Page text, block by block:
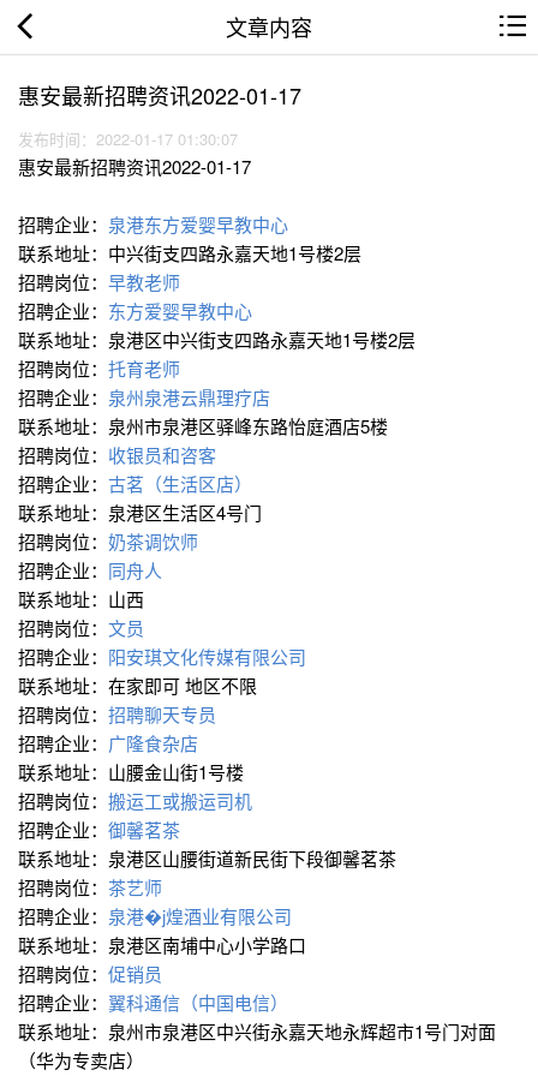
文章内容
惠安最新招聘资讯2022-01-17
发布时间：2022-01-17 01:30:07
惠安最新招聘资讯2022-01-17
招聘企业： 泉港东方爱婴早教中心
联系地址：中兴街支四路永嘉天地1号楼2层
招聘岗位： 早教老师
招聘企业： 东方爱婴早教中心
联系地址：泉港区中兴街支四路永嘉天地1号楼2层
招聘岗位： 托育老师
招聘企业： 泉州泉港云鼎理疗店
联系地址：泉州市泉港区驿峰东路怡庭酒店5楼
招聘岗位： 收银员和咨客
招聘企业： 古茗（生活区店）
联系地址：泉港区生活区4号门
招聘岗位： 奶茶调饮师
招聘企业： 同舟人
联系地址：山西
招聘岗位： 文员
招聘企业： 阳安琪文化传媒有限公司
联系地址：在家即可 地区不限
招聘岗位： 招聘聊天专员
招聘企业： 广隆食杂店
联系地址：山腰金山街1号楼
招聘岗位： 搬运工或搬运司机
招聘企业： 御馨茗茶
联系地址：泉港区山腰街道新民街下段御馨茗茶
招聘岗位： 茶艺师
招聘企业： 泉港�j煌酒业有限公司
联系地址：泉港区南埔中心小学路口
招聘岗位： 促销员
招聘企业： 翼科通信（中国电信）
联系地址：泉州市泉港区中兴街永嘉天地永辉超市1号门对面
（华为专卖店）